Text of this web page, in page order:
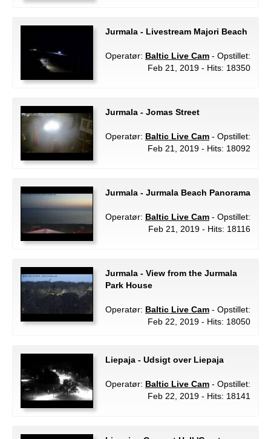
Jurmala - Livestream Majori Beach
Operatør: Baltic Live Cam - Opstillet:
Feb 21, 2019 - Hits: 18350
Jurmala - Jomas Street
Operatør: Baltic Live Cam - Opstillet:
Feb 21, 2019 - Hits: 18092
Jurmala - Jurmala Beach Panorama
Operatør: Baltic Live Cam - Opstillet:
Feb 21, 2019 - Hits: 18116
Jurmala - View from the Jurmala
Park House
Operatør: Baltic Live Cam - Opstillet:
Feb 22, 2019 - Hits: 18050
Liepaja - Udsigt over Liepaja
Operatør: Baltic Live Cam - Opstillet:
Feb 22, 2019 - Hits: 18141